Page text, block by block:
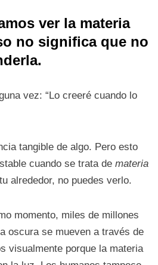
ver la materia
no significa que no
vez: “Lo creeré cuando lo
tangible de algo. Pero esto
cuando se trata demateria
alrededor, no puedes verlo.
momento, miles de millones
oscura se mueven a través de
visualmente porque la materia